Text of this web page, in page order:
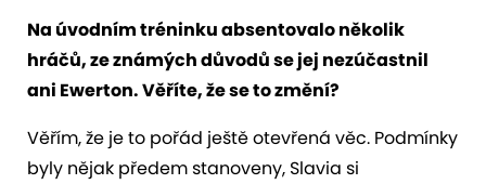
Na úvodním tréninku absentovalo několik
hráčů, ze známých důvodů se jej nezúčastnil
ani Ewerton. Věříte, že se to změní?
Věřím, že je to pořád ještě otevřená věc. Podmínky
byly nějak předem stanoveny, Slavia si